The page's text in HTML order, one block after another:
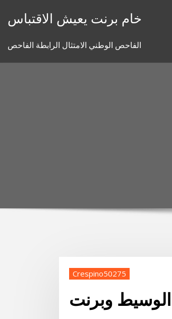
خام برنت يعيش الاقتباس
الفاحص الوطني الامتثال الرابطة الفاحص
Crespino50275
وبرنت